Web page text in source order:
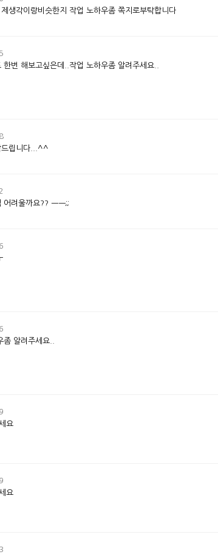
생각이랑비슷한지 작업 노하우좀 쪽지로부탁합니다
번 해보고싶은데..작업 노하우좀 알려주세요..
드립니다...^^
려울까요?? ㅡㅡ;;
알려주세요..
요
요